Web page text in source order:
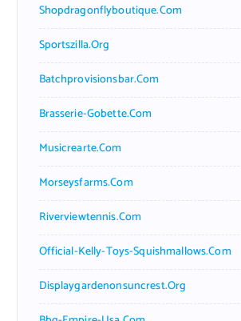
Shopdragonflyboutique.com
Sportszilla.org
Batchprovisionsbar.com
Brasserie-Gobette.com
Musicrearte.com
Morseysfarms.com
Riverviewtennis.com
Official-Kelly-Toys-Squishmallows.com
Displaygardenonsuncrest.org